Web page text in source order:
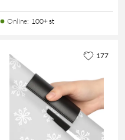
Online: 100+ st
177